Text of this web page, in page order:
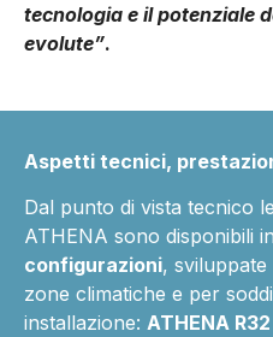
tecnologia e il potenziale
evolute”.
Aspetti tecnici,
Dal punto di vista tecnico
ATHENA sono disponibili in
configurazioni, sviluppate
zone climatiche e per
installazione: ATHENA